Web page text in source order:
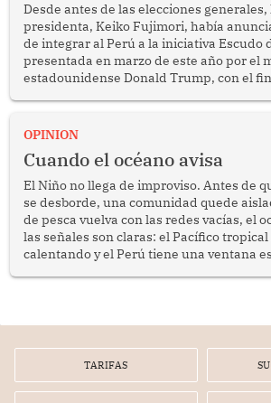
Desde antes de las elecciones
presidenta, Keiko Fujimori, había
de integrar al Perú a la iniciativa Escudo
presentada en marzo de este año por el
estadounidense Donald Trump, con el
OPINION
Cuando el océano avisa
El Niño no llega de improviso. Antes de
se desborde, una comunidad quede
de pesca vuelva con las redes vacías, el
las señales son claras: el Pacífico tropical
calentando y el Perú tiene una ventana
TARIFAS